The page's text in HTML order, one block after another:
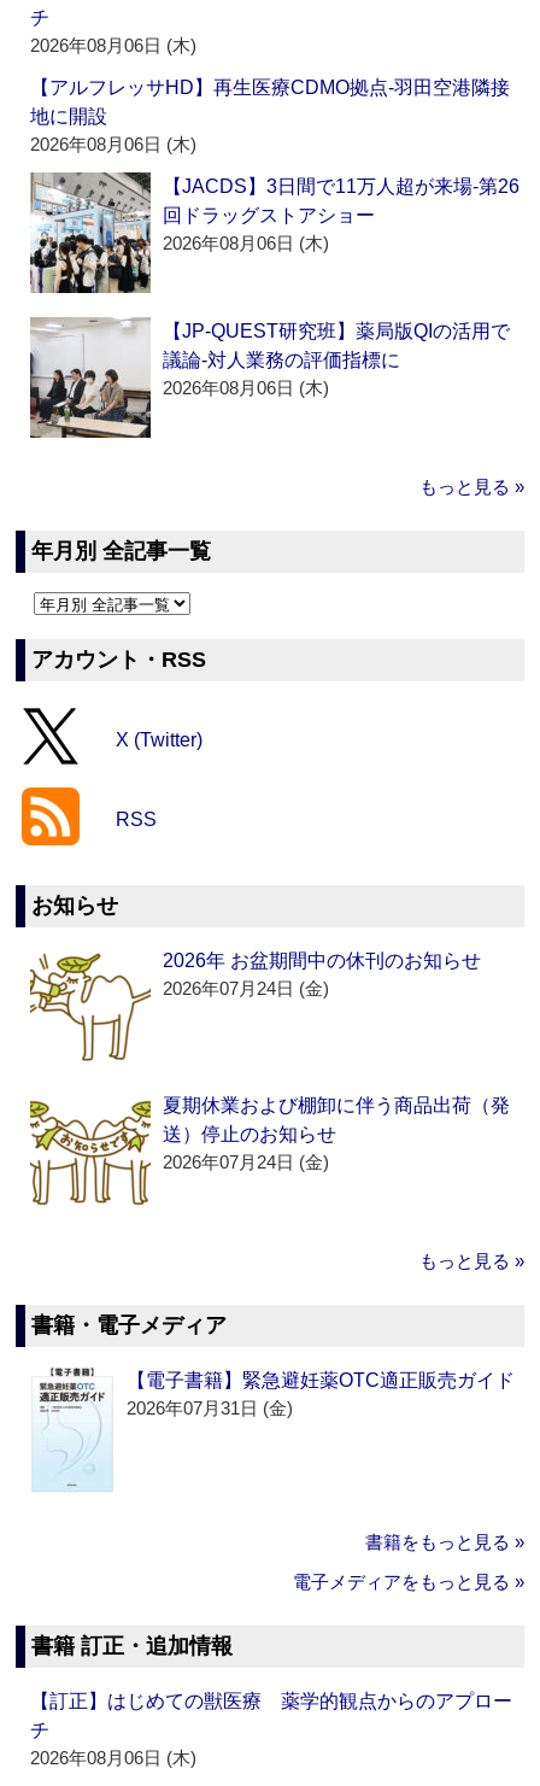
チ
2026年08月06日 (木)
【アルフレッサHD】再生医療CDMO拠点‐羽田空港隣接
地に開設
2026年08月06日 (木)
【JACDS】3日間で11万人超が来場‐第26
回ドラッグストアショー
2026年08月06日 (木)
【JP-QUEST研究班】薬局版QIの活用で
議論‐対人業務の評価指標に
2026年08月06日 (木)
もっと見る »
年月別 全記事一覧
アカウント・RSS
X (Twitter)
RSS
お知らせ
2026年 お盆期間中の休刊のお知らせ
2026年07月24日 (金)
夏期休業および棚卸に伴う商品出荷（発
送）停止のお知らせ
2026年07月24日 (金)
もっと見る »
書籍・電子メディア
【電子書籍】緊急避妊薬OTC適正販売ガイド
2026年07月31日 (金)
書籍をもっと見る »
電子メディアをもっと見る »
書籍 訂正・追加情報
【訂正】はじめての獣医療 薬学的観点からのアプロー
チ
2026年08月06日 (木)